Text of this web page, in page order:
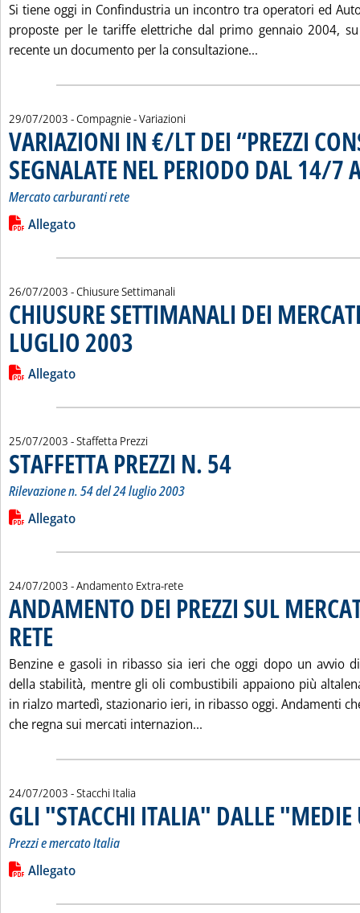
Si tiene oggi in Confindustria un incontro tra operatori ed
proposte per le tariffe elettriche dal primo gennaio 2004,
recente un documento per la consultazione...
29/07/2003 - Compagnie - Variazioni
VARIAZIONI IN €/LT DEI “PREZZI
SEGNALATE NEL PERIODO DAL 14/7
Mercato carburanti rete
Leggi tutta la notizia: 'VARIAZIONI IN €/LT DEI “PREZZI
Lista allegati PDF alla notizia
Allegato
26/07/2003 - Chiusure Settimanali
CHIUSURE SETTIMANALI DEI
LUGLIO 2003
Leggi tutta la notizia: 'CHIUSURE SETTIMANALI DEI
Lista allegati PDF alla notizia
Allegato
25/07/2003 - Staffetta Prezzi
STAFFETTA PREZZI N. 54
Rilevazione n. 54 del 24 luglio 2003
Leggi tutta la notizia: 'STAFFETTA PREZZI N. 54'
Lista allegati PDF alla notizia
Allegato
24/07/2003 - Andamento Extra-rete
ANDAMENTO DEI PREZZI SUL
RETE
Benzine e gasoli in ribasso sia ieri che oggi dopo un avvio
della stabilità, mentre gli oli combustibili appaiono più
in rialzo martedì, stazionario ieri, in ribasso oggi. Andamenti
che regna sui mercati internazion...
24/07/2003 - Stacchi Italia
GLI "STACCHI ITALIA" DALLE
Prezzi e mercato Italia
Leggi tutta la notizia: 'GLI "STACCHI ITALIA" DALLE "MEDIE
Lista allegati PDF alla notizia
Allegato